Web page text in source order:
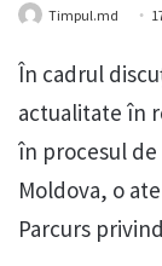
Timpul.md
În cadrul
actualitate în
în procesul
Moldova, o
Parcurs